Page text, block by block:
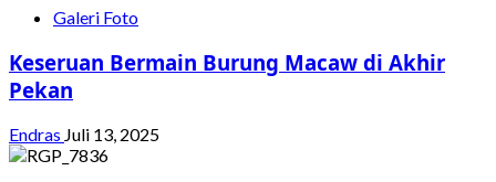
Galeri Foto
Keseruan Bermain Burung Macaw di Akhir
Pekan
Endras Juli 13, 2025